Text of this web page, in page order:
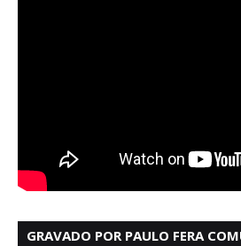
GRAVADO POR PAULO FERA